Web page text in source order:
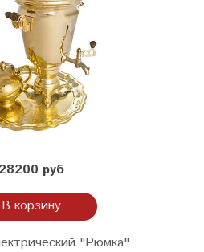
28200 руб
В корзину
"Рюмка"